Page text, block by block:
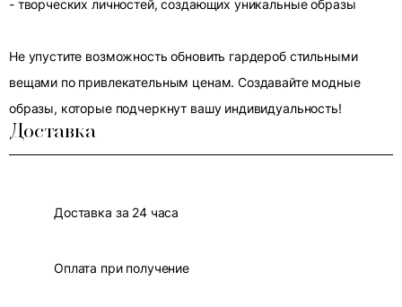
- творческих личностей, создающих уникальные образы
Не упустите возможность обновить гардероб стильными
вещами по привлекательным ценам. Создавайте модные
образы, которые подчеркнут вашу индивидуальность!
Доставка
Доставка за 24 часа
Оплата при получение